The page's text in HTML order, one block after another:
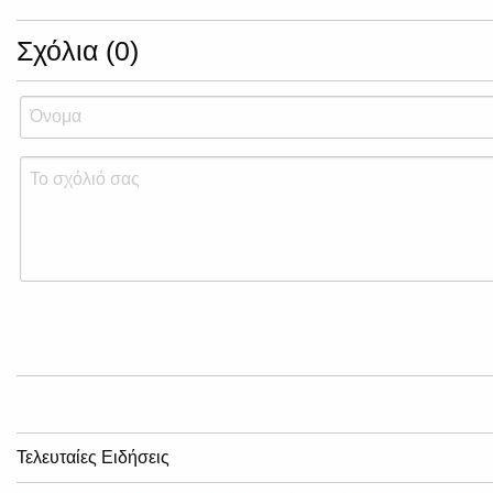
Σχόλια (0)
Τελευταίες Ειδήσεις